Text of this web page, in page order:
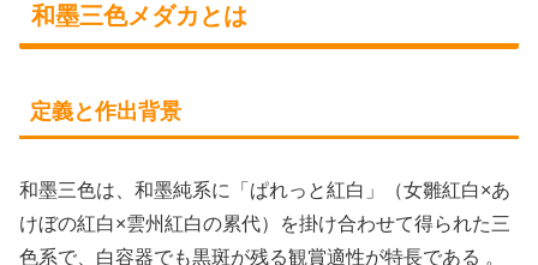
和墨三色メダカとは
定義と作出背景
和墨三色は、和墨純系に「ぱれっと紅白」（女雛紅白×あ
けぼの紅白×雲州紅白の累代）を掛け合わせて得られた三
色系で、白容器でも黒斑が残る観賞適性が特長である 。